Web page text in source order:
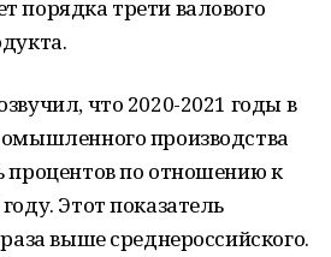
порядка трети валового
что 2020-2021 годы в
производства
процентов по отношению к
Этот показатель
выше среднероссийского.